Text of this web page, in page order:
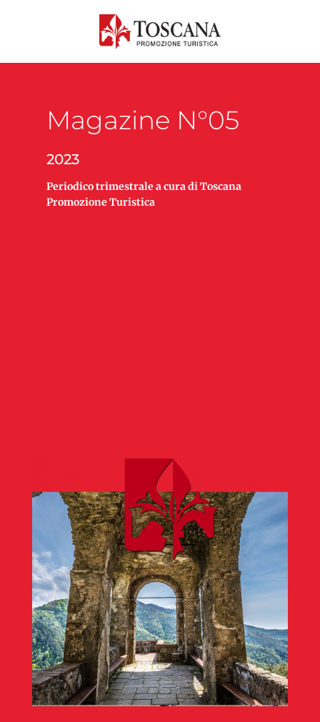
Magazine N°05
2023
Periodico trimestrale a cura di Toscana
Promozione Turistica